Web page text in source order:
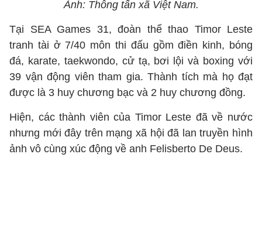
Ảnh: Thông tấn xã Việt Nam.
Tại SEA Games 31, đoàn thể thao Timor Leste
tranh tài ở 7/40 môn thi đấu gồm điền kinh, bóng
đá, karate, taekwondo, cử tạ, bơi lội và boxing với
39 vận động viên tham gia. Thành tích mà họ đạt
được là 3 huy chương bạc và 2 huy chương đồng.
Hiện, các thành viên của Timor Leste đã về nước
nhưng mới đây trên mạng xã hội đã lan truyền hình
ảnh vô cùng xúc động về anh Felisberto De Deus.